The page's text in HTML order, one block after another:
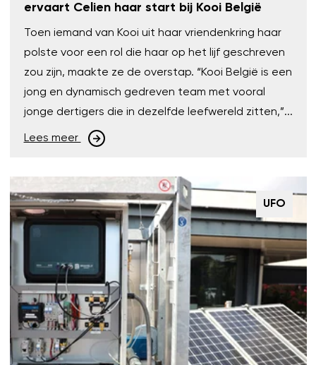
ervaart Celien haar start bij Kooi België
Toen iemand van Kooi uit haar vriendenkring haar
polste voor een rol die haar op het lijf geschreven
zou zijn, maakte ze de overstap. “Kooi België is een
jong en dynamisch gedreven team met vooral
jonge dertigers die in dezelfde leefwereld zitten,”...
Lees meer
UFO